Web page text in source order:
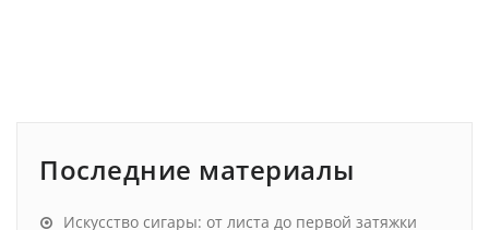
Последние материалы
Искусство сигары: от листа до первой затяжки